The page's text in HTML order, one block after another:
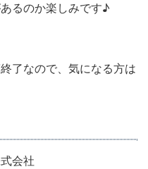
るのか楽しみです♪
了なので、気になる方は
会社